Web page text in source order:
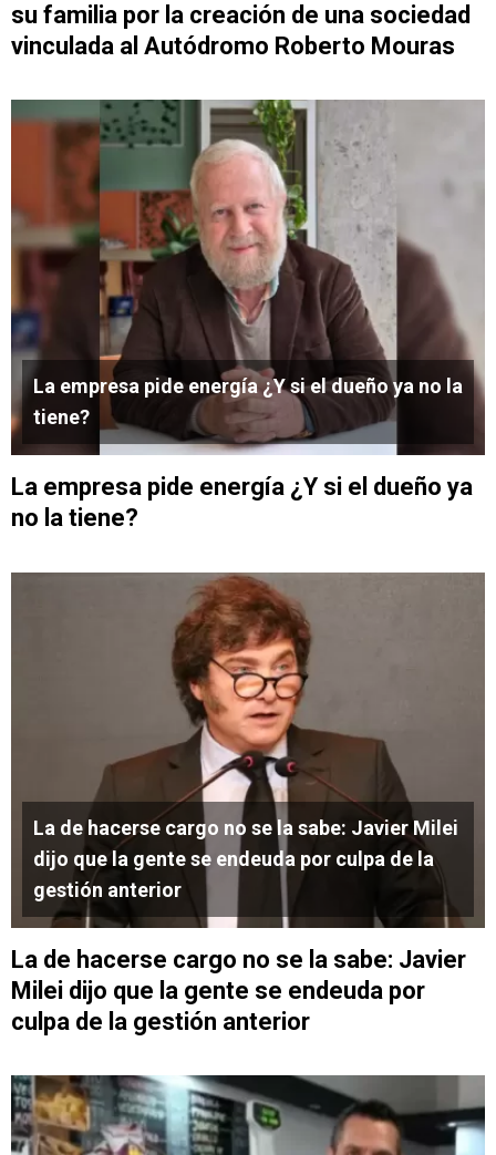
su familia por la creación de una sociedad
vinculada al Autódromo Roberto Mouras
La empresa pide energía ¿Y si el dueño ya no la
tiene?
La empresa pide energía ¿Y si el dueño ya
no la tiene?
La de hacerse cargo no se la sabe: Javier Milei
dijo que la gente se endeuda por culpa de la
gestión anterior
La de hacerse cargo no se la sabe: Javier
Milei dijo que la gente se endeuda por
culpa de la gestión anterior